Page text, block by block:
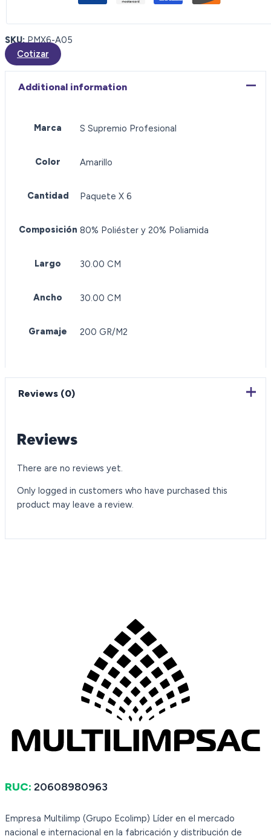
SKU: PMX6-A05
Cotizar
Additional information
Marca S Supremio Profesional
Color Amarillo
Cantidad Paquete X 6
Composición 80% Poliéster y 20% Poliamida
Largo 30.00 CM
Ancho 30.00 CM
Gramaje 200 GR/M2
Reviews (0)
Reviews
There are no reviews yet.
Only logged in customers who have purchased this
product may leave a review.
RUC: 20608980963
Empresa Multilimp (Grupo Ecolimp) Líder en el mercado
nacional e internacional en la fabricación y distribución de